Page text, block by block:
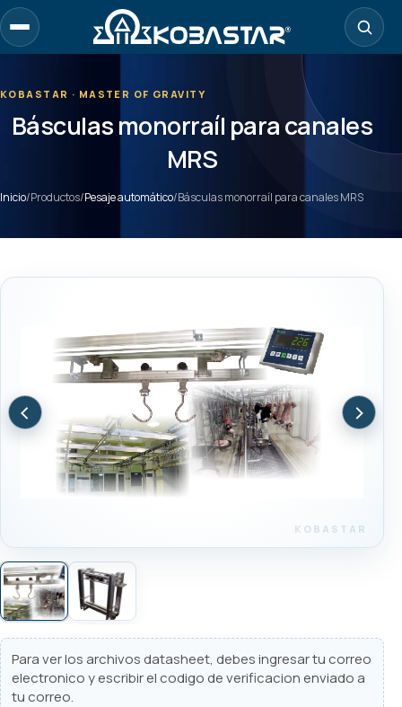
Ir
al
contenido
KOBASTAR · MASTER OF GRAVITY
Básculas monorraíl para canales
MRS
Inicio/Productos/Pesaje automático/Básculas monorraíl para canales MRS
‹ ›
Para ver los archivos datasheet, debes ingresar tu correo
electronico y escribir el codigo de verificacion enviado a
tu correo.